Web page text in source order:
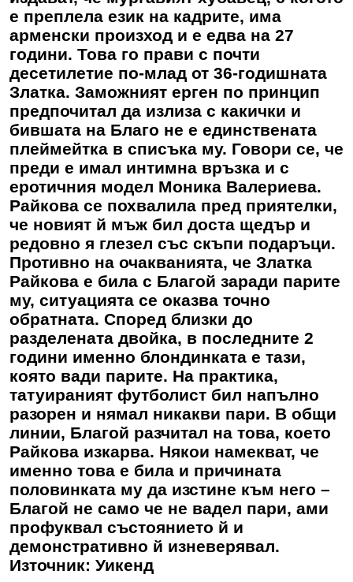
е преплела език на кадрите, има
арменски произход и е едва на 27
години. Това го прави с почти
десетилетие по-млад от 36-годишната
Златка. Заможният ерген по принцип
предпочитал да излиза с какички и
бившата на Благо не е единствената
плеймейтка в списъка му. Говори се, че
преди е имал интимна връзка и с
еротичния модел Моника Валериева.
Райкова се похвалила пред приятелки,
че новият й мъж бил доста щедър и
редовно я глезел със скъпи подаръци.
Противно на очакванията, че Златка
Райкова е била с Благой заради парите
му, ситуацията се оказва точно
обратната. Според близки до
разделената двойка, в последните 2
години именно блондинката е тази,
която вади парите. На практика,
татуираният футболист бил напълно
разорен и нямал никакви пари. В общи
линии, Благой разчитал на това, което
Райкова изкарва. Някои намекват, че
именно това е била и причината
половинката му да изстине към него –
Благой не само че не вадел пари, ами
профуквал състоянието й и
демонстративно й изневерявал.
Източник: Уикенд